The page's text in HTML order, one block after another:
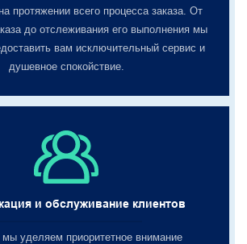
протяжении всего процесса заказа. От
до отслеживания его выполнения мы
вам исключительный сервис и
душевное спокойствие.
и обслуживание клиентов
уделяем приоритетное внимание